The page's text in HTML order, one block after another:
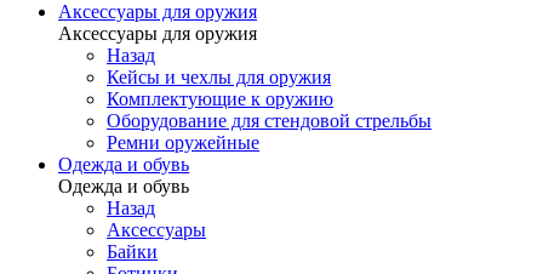
Аксессуары для оружия
Аксессуары для оружия
Назад
Кейсы и чехлы для оружия
Комплектующие к оружию
Оборудование для стендовой стрельбы
Ремни оружейные
Одежда и обувь
Одежда и обувь
Назад
Аксессуары
Байки